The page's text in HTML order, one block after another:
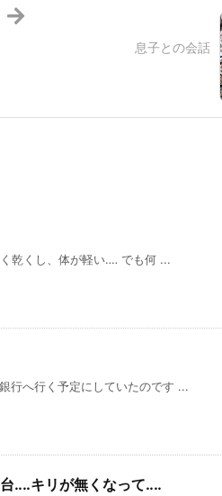
息子との会話
乾くし、体が軽い‥‥ でも何 ...
行へ行く予定にしていたのです ...
‥‥キリが無くなって‥‥